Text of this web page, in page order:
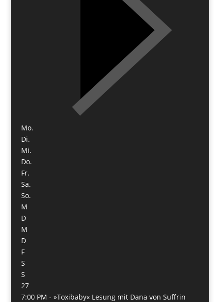
Mo.
Di.
Mi.
Do.
Fr.
Sa.
So.
M
D
M
D
F
S
S
27
7:00 PM - »Toxibaby« Lesung mit Dana von Suffrin